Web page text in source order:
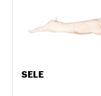
SELE